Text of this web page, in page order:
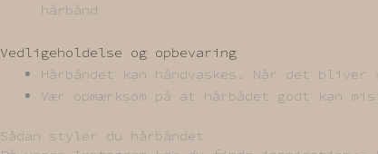
hårbånd
Vedligeholdelse og opbevaring
Hårbåndet kan håndvaskes. Når det
Vær opmærksom på at hårbådet godt
Sådan styler du hårbåndet